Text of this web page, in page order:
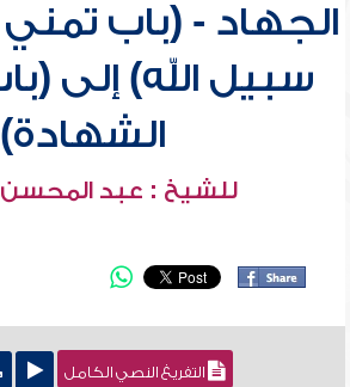
الجهاد - (باب
سبيل الله) إلى
الشهادة)
للشيخ : عبد المحسن
التفريغ النصي الكامل